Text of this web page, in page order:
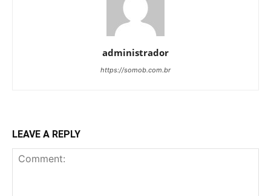
administrador
https://somob.com.br
LEAVE A REPLY